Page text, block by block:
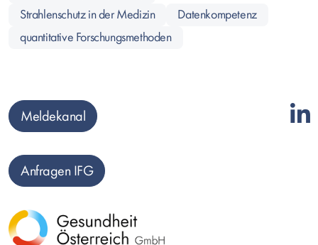
Strahlenschutz in der Medizin
Datenkompetenz
quantitative Forschungsmethoden
Meldekanal
Anfragen IFG